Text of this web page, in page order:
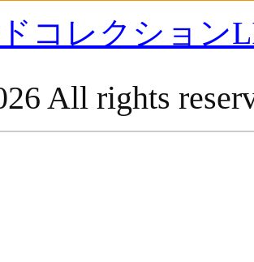
コレクション
All rights